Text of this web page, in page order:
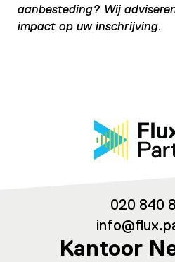
aanbesteding? Wij
impact op uw inschrijving.
020 840
Kantoor